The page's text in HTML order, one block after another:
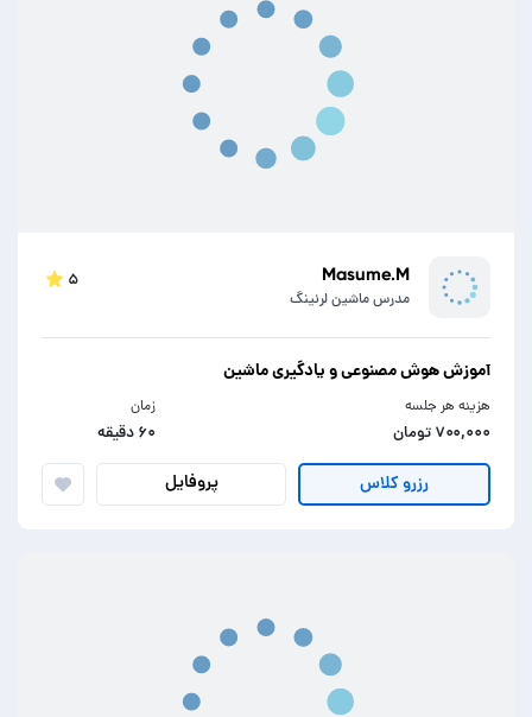
Masume.M
مدرس ماشین لرنینگ
۵
آموزش هوش مصنوعی و یادگیری ماشین
هزینه هر جلسه
۷۰۰,۰۰۰ تومان
زمان
۶۰ دقیقه
رزرو کلاس پروفایل